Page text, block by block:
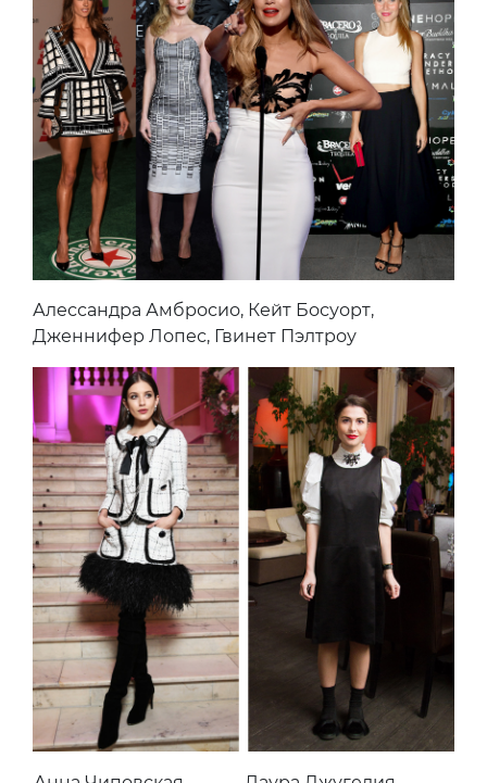
Алессандра Амбросио, Кейт Босуорт,
Дженнифер Лопес, Гвинет Пэлтроу